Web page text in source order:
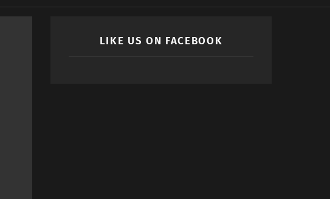
LIKE US ON FACEBOOK